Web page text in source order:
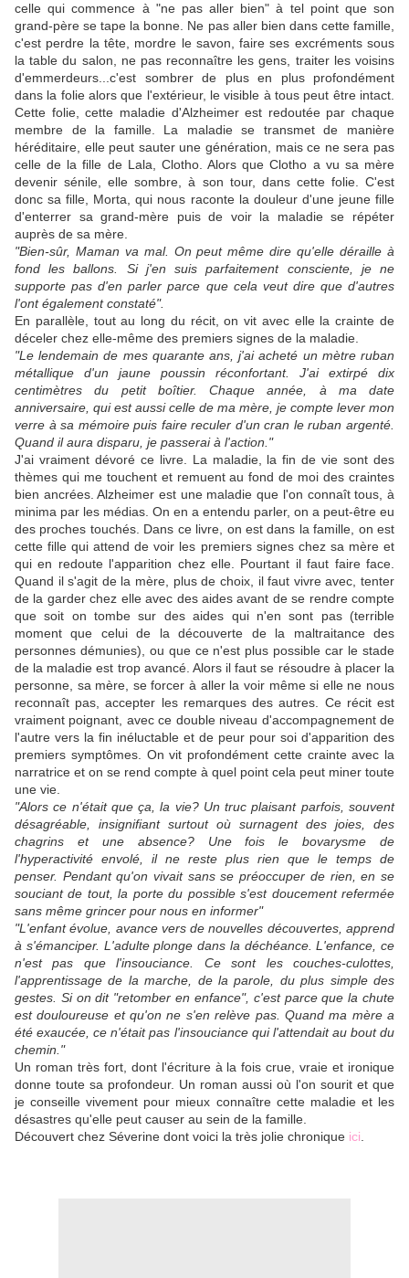
celle qui commence à "ne pas aller bien" à tel point que son
grand-père se tape la bonne. Ne pas aller bien dans cette famille,
c'est perdre la tête, mordre le savon, faire ses excréments sous
la table du salon, ne pas reconnaître les gens, traiter les voisins
d'emmerdeurs...c'est sombrer de plus en plus profondément
dans la folie alors que l'extérieur, le visible à tous peut être intact.
Cette folie, cette maladie d'Alzheimer est redoutée par chaque
membre de la famille. La maladie se transmet de manière
héréditaire, elle peut sauter une génération, mais ce ne sera pas
celle de la fille de Lala, Clotho. Alors que Clotho a vu sa mère
devenir sénile, elle sombre, à son tour, dans cette folie. C'est
donc sa fille, Morta, qui nous raconte la douleur d'une jeune fille
d'enterrer sa grand-mère puis de voir la maladie se répéter
auprès de sa mère.
"Bien-sûr, Maman va mal. On peut même dire qu'elle déraille à
fond les ballons. Si j'en suis parfaitement consciente, je ne
supporte pas d'en parler parce que cela veut dire que d'autres
l'ont également constaté".
En parallèle, tout au long du récit, on vit avec elle la crainte de
déceler chez elle-même des premiers signes de la maladie.
"Le lendemain de mes quarante ans, j'ai acheté un mètre ruban
métallique d'un jaune poussin réconfortant. J'ai extirpé dix
centimètres du petit boîtier. Chaque année, à ma date
anniversaire, qui est aussi celle de ma mère, je compte lever mon
verre à sa mémoire puis faire reculer d'un cran le ruban argenté.
Quand il aura disparu, je passerai à l'action."
J'ai vraiment dévoré ce livre. La maladie, la fin de vie sont des
thèmes qui me touchent et remuent au fond de moi des craintes
bien ancrées. Alzheimer est une maladie que l'on connaît tous, à
minima par les médias. On en a entendu parler, on a peut-être eu
des proches touchés. Dans ce livre, on est dans la famille, on est
cette fille qui attend de voir les premiers signes chez sa mère et
qui en redoute l'apparition chez elle. Pourtant il faut faire face.
Quand il s'agit de la mère, plus de choix, il faut vivre avec, tenter
de la garder chez elle avec des aides avant de se rendre compte
que soit on tombe sur des aides qui n'en sont pas (terrible
moment que celui de la découverte de la maltraitance des
personnes démunies), ou que ce n'est plus possible car le stade
de la maladie est trop avancé. Alors il faut se résoudre à placer la
personne, sa mère, se forcer à aller la voir même si elle ne nous
reconnaît pas, accepter les remarques des autres. Ce récit est
vraiment poignant, avec ce double niveau d'accompagnement de
l'autre vers la fin inéluctable et de peur pour soi d'apparition des
premiers symptômes. On vit profondément cette crainte avec la
narratrice et on se rend compte à quel point cela peut miner toute
une vie.
"Alors ce n'était que ça, la vie? Un truc plaisant parfois, souvent
désagréable, insignifiant surtout où surnagent des joies, des
chagrins et une absence? Une fois le bovarysme de
l'hyperactivité envolé, il ne reste plus rien que le temps de
penser. Pendant qu'on vivait sans se préoccuper de rien, en se
souciant de tout, la porte du possible s'est doucement refermée
sans même grincer pour nous en informer"
"L'enfant évolue, avance vers de nouvelles découvertes, apprend
à s'émanciper. L'adulte plonge dans la déchéance. L'enfance, ce
n'est pas que l'insouciance. Ce sont les couches-culottes,
l'apprentissage de la marche, de la parole, du plus simple des
gestes. Si on dit "retomber en enfance", c'est parce que la chute
est douloureuse et qu'on ne s'en relève pas. Quand ma mère a
été exaucée, ce n'était pas l'insouciance qui l'attendait au bout du
chemin."
Un roman très fort, dont l'écriture à la fois crue, vraie et ironique
donne toute sa profondeur. Un roman aussi où l'on sourit et que
je conseille vivement pour mieux connaître cette maladie et les
désastres qu'elle peut causer au sein de la famille.
Découvert chez Séverine dont voici la très jolie chronique ici